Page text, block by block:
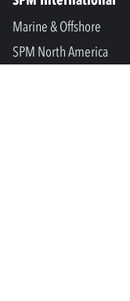
Marine & Offshore
SPM North America